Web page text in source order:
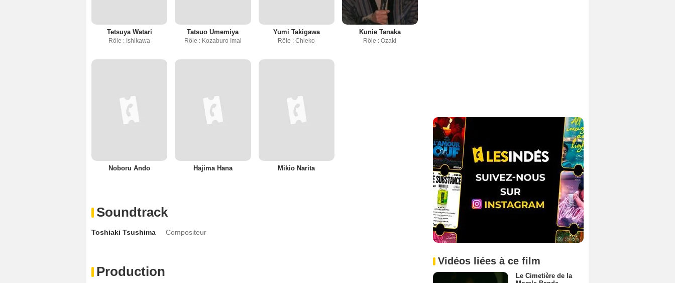
Tetsuya Watari
Rôle : Ishikawa
Tatsuo Umemiya
Rôle : Kozaburo Imai
Yumi Takigawa
Rôle : Chieko
Kunie Tanaka
Rôle : Ozaki
Noboru Ando Hajima Hana Mikio Narita
Soundtrack
Toshiaki Tsushima Compositeur
Production
Vidéos liées à ce film
Le Cimetière de la